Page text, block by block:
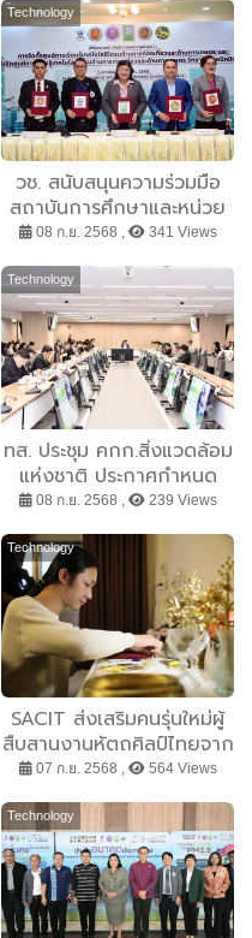
ด้วยงานวิจัยและนวัตกรรม
Technology
วช. สนับสนุนความร่วมมือ
สถาบันการศึกษาและหน่วย
งานท้องถิ่น เปิดศูนย์การ
เรียนรู้เทคโนโลยีโดรนเพื่อ
การเกษตร ณ วิทยาลัย
เทคนิคปักธงชัย เพื่อยกระดับ
เกษตรกรรมในพื้นที่
08 ก.ย. 2568 , 341 Views
Technology
ทส. ประชุม คกก.สิ่งแวดล้อม
แห่งชาติ ประกาศกำหนด
พื้นที่ กรุงเทพฯ และ 4
จังหวัดภาคเหนือ เป็นเขต
ควบคุมมลพิษ
08 ก.ย. 2568 , 239 Views
Technology
SACIT ส่งเสริมคนรุ่นใหม่ผู้
สืบสานงานหัตถศิลป์ไทยจาก
ภูมิปัญญา “เครื่องทอง
สุโขทัย-ดอกไม้ไหวล้านนา”
ผลักดันทุนทางวัฒนธรรม
การขับเคลื่อนเศรษฐกิจ
สร้างสรรค์ประเทศ
07 ก.ย. 2568 , 564 Views
Technology